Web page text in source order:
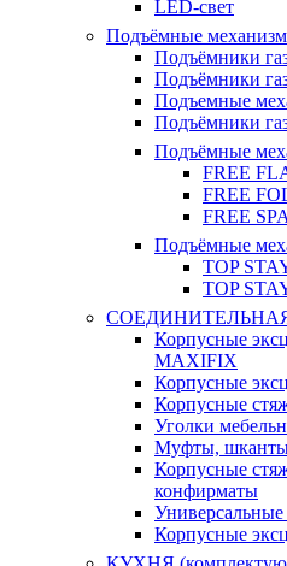
LED-свет
Подъёмные
Подъёмники
Подъёмники
Подъемные
Подъёмники
Подъёмные
FREE
FREE
FREE
Подъёмные
TOP
TOP
Корпусные
MAXIFIX
Корпусные
Корпусные
Уголки
Муфты,
Корпусные
конфирматы
Корпусные